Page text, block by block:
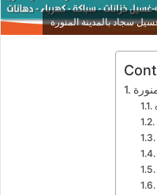
سجاد بالمدينة المنورة